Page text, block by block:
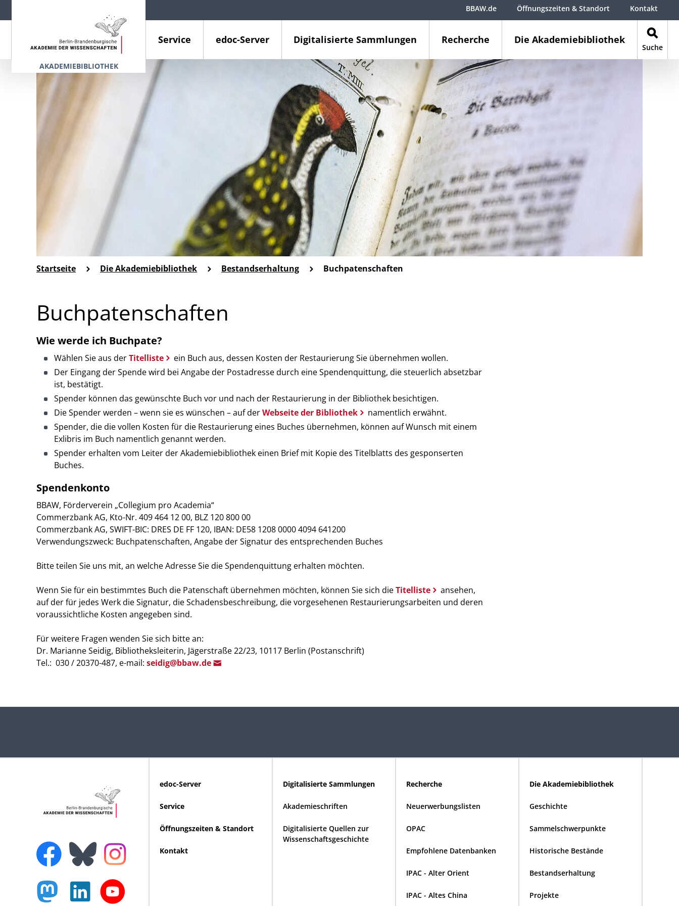
AKADEMIEBIBLIOTHEK
Service edoc-Server Digitalisierte Sammlungen Recherche Die Akademiebibliothek
Suche
BBAW.de Öffnungszeiten & Standort Kontakt
Startseite Die Akademiebibliothek Bestandserhaltung Buchpatenschaften
Buchpatenschaften
Wie werde ich Buchpate?
Wählen Sie aus derTitelliste
ein Buch aus, dessen Kosten der Restaurierung Sie übernehmen wollen.
Der Eingang der Spende wird bei Angabe der Postadresse durch eine Spendenquittung, die steuerlich absetzbar
ist, bestätigt.
Spender können das gewünschte Buch vor und nach der Restaurierung in der Bibliothek besichtigen.
Die Spender werden – wenn sie es wünschen – auf derWebseite der Bibliothek
namentlich erwähnt.
Spender, die die vollen Kosten für die Restaurierung eines Buches übernehmen, können auf Wunsch mit einem
Exlibris im Buch namentlich genannt werden.
Spender erhalten vom Leiter der Akademiebibliothek einen Brief mit Kopie des Titelblatts des gesponserten
Buches.
Spendenkonto
BBAW, Förderverein „Collegium pro Academia“
Commerzbank AG, Kto-Nr. 409 464 12 00, BLZ 120 800 00
Commerzbank AG, SWIFT-BIC: DRES DE FF 120, IBAN: DE58 1208 0000 4094 641200
Verwendungszweck: Buchpatenschaften, Angabe der Signatur des entsprechenden Buches
Bitte teilen Sie uns mit, an welche Adresse Sie die Spendenquittung erhalten möchten.
Wenn Sie für ein bestimmtes Buch die Patenschaft übernehmen möchten, können Sie sich dieTitelliste
ansehen,
auf der für jedes Werk die Signatur, die Schadensbeschreibung, die vorgesehenen Restaurierungsarbeiten und deren
voraussichtliche Kosten angegeben sind.
Für weitere Fragen wenden Sie sich bitte an:
Dr. Marianne Seidig, Bibliotheksleiterin, Jägerstraße 22/23, 10117 Berlin (Postanschrift)
Tel.: 030 / 20370-487, e-mail: seidig@bbaw.de
edoc-Server
Service
Öffnungszeiten & Standort
Kontakt
Digitalisierte Sammlungen
Akademieschriften
Digitalisierte Quellen zur
Wissenschaftsgeschichte
Recherche
Neuerwerbungslisten
OPAC
Empfohlene Datenbanken
IPAC - Alter Orient
IPAC - Altes China
Die Akademiebibliothek
Geschichte
Sammelschwerpunkte
Historische Bestände
Bestandserhaltung
Projekte